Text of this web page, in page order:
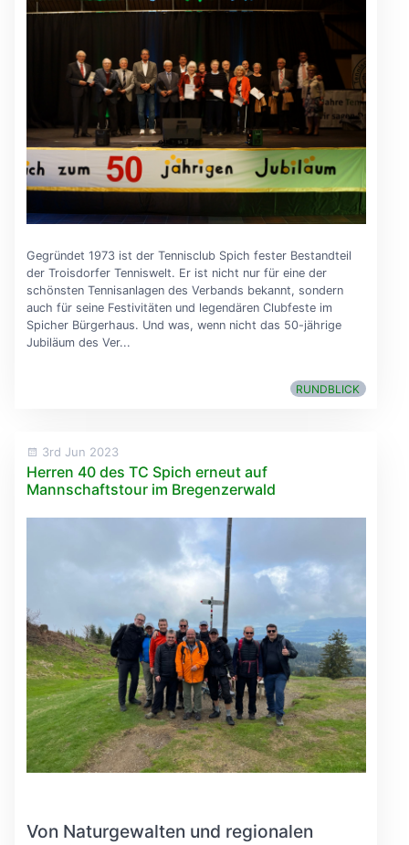
Gegründet 1973 ist der Tennisclub Spich fester Bestandteil
der Troisdorfer Tenniswelt. Er ist nicht nur für eine der
schönsten Tennisanlagen des Verbands bekannt, sondern
auch für seine Festivitäten und legendären Clubfeste im
Spicher Bürgerhaus. Und was, wenn nicht das 50-jährige
Jubiläum des Ver...
RUNDBLICK
3rd Jun 2023
Herren 40 des TC Spich erneut auf
Mannschaftstour im Bregenzerwald
Von Naturgewalten und regionalen